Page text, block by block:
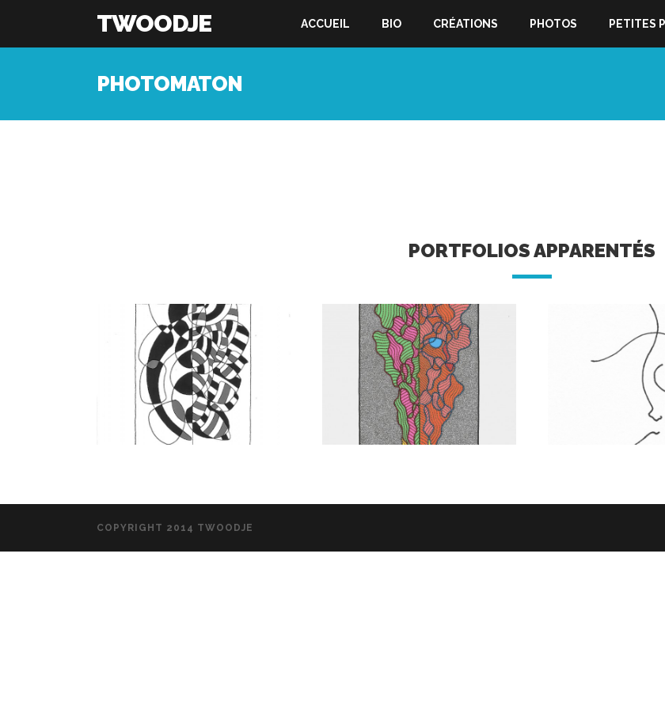
TWOODJE ACCUEIL BIO CRÉATIONS PHOTOS PETITES
PHOTOMATON
PORTFOLIOS APPARENTÉS
COPYRIGHT 2014 TWOODJE